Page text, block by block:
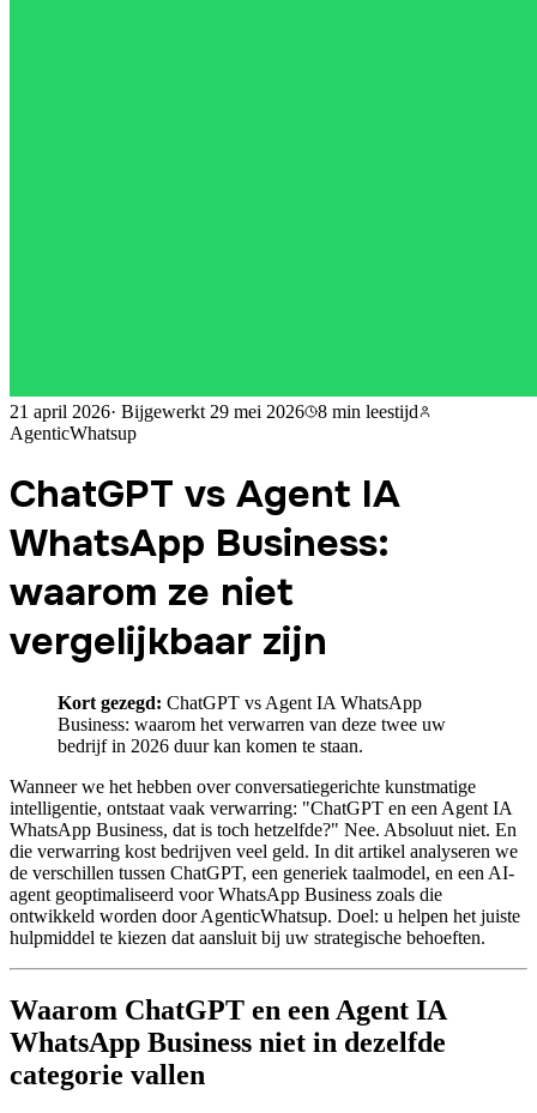
21 april 2026· Bijgewerkt 29 mei 2026 8 min leestijd
AgenticWhatsup
ChatGPT vs Agent IA
WhatsApp Business:
waarom ze niet
vergelijkbaar zijn
Kort gezegd: ChatGPT vs Agent IA WhatsApp
Business: waarom het verwarren van deze twee uw
bedrijf in 2026 duur kan komen te staan.
Wanneer we het hebben over conversatiegerichte kunstmatige
intelligentie, ontstaat vaak verwarring: "ChatGPT en een Agent IA
WhatsApp Business, dat is toch hetzelfde?" Nee. Absoluut niet. En
die verwarring kost bedrijven veel geld. In dit artikel analyseren we
de verschillen tussen ChatGPT, een generiek taalmodel, en een AI-
agent geoptimaliseerd voor WhatsApp Business zoals die
ontwikkeld worden door AgenticWhatsup. Doel: u helpen het juiste
hulpmiddel te kiezen dat aansluit bij uw strategische behoeften.
Waarom ChatGPT en een Agent IA
WhatsApp Business niet in dezelfde
categorie vallen